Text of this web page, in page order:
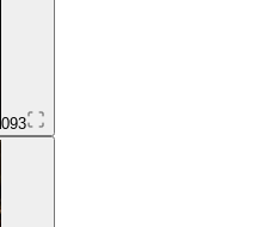
093